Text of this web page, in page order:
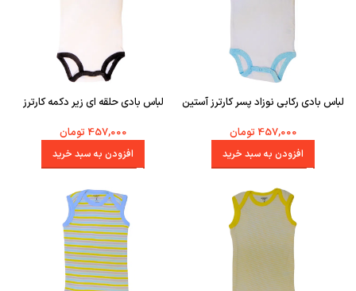
لباس بادی رکابی نوزاد پسر کارترز آستین
457,000 تومان
افزودن به سبد خرید
لباس بادی حلقه ای زیر دکمه کارترز
457,000 تومان
افزودن به سبد خرید